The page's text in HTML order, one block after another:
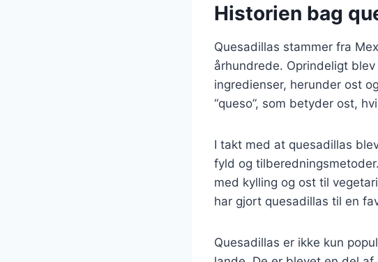
Historien bag
Quesadillas stammer fra
århundrede. Oprindeligt
ingredienser, herunder ost
“queso”, som betyder ost,
I takt med at quesadillas
fyld og
med kylling og ost til
har gjort quesadillas til en
Quesadillas er ikke kun